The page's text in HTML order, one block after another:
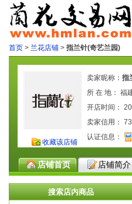
首页 > 兰花店铺 > 指兰针(奇艺兰园)
收藏该店铺
卖家昵称： 指
所 在 地： 福
开店时间：
卖家信用：
认证信息：
店铺首页 店铺简介
搜索店内商品